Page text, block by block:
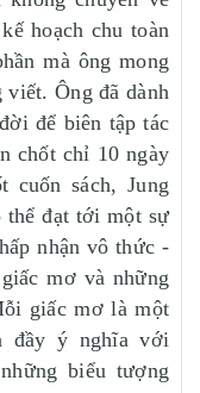
hoạch chu toàn
mà ông mong
viết. Ông đã dành
để biên tập tác
chốt chỉ 10 ngày
cuốn sách, Jung
thể đạt tới một sự
nhận vô thức -
mơ và những
giấc mơ là một
đầy ý nghĩa với
biểu tượng